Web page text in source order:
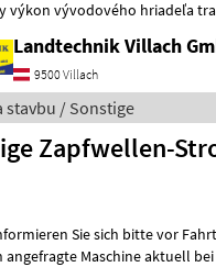
vývodového hriadeľa traktora 50
Landtechnik Villach
9500 Villach
stavbu / Sonstige
Zapfwellen-
Maschine aktuell